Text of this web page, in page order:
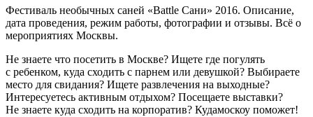
Фестиваль необычных саней «Battle Сани» 2016. Описание,
дата проведения, режим работы, фотографии и отзывы. Всё о
мероприятиях Москвы.
Не знаете что посетить в Москве? Ищете где погулять
с ребенком, куда сходить с парнем или девушкой? Выбираете
место для свидания? Ищете развлечения на выходные?
Интересуетесь активным отдыхом? Посещаете выставки?
Не знаете куда сходить на корпоратив? Кудамоскоу поможет!